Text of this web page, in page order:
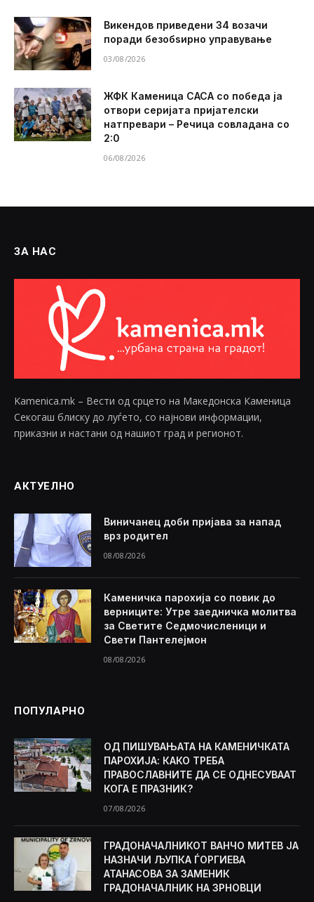
Викендов приведени 34 возачи
поради безобѕирно управување
03/08/2026
ЖФК Каменица САСА со победа ја
отвори серијата пријателски
натпревари – Речица совладана со
2:0
06/08/2026
ЗА НАС
Kamenica.mk – Вести од срцето на Македонска Каменица
Секогаш блиску до луѓето, со најнови информации,
приказни и настани од нашиот град и регионот.
АКТУЕЛНО
Виничанец доби пријава за напад
врз родител
08/08/2026
Каменичка парохија со повик до
верниците: Утре заедничка молитва
за Светите Седмочисленици и
Свети Пантелејмон
08/08/2026
ПОПУЛАРНО
ОД ПИШУВАЊАТА НА КАМЕНИЧКАТА
ПАРОХИЈА: КАКО ТРЕБА
ПРАВОСЛАВНИТЕ ДА СЕ ОДНЕСУВААТ
КОГА Е ПРАЗНИК?
07/08/2026
ГРАДОНАЧАЛНИКОТ ВАНЧО МИТЕВ ЈА
НАЗНАЧИ ЉУПКА ЃОРГИЕВА
АТАНАСОВА ЗА ЗАМЕНИК
ГРАДОНАЧАЛНИК НА ЗРНОВЦИ